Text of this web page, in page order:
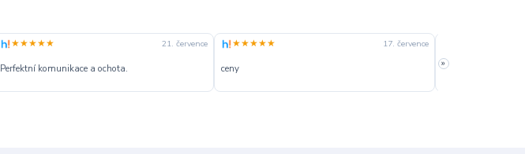
★★★★★ 21. července
Perfektní komunikace a ochota.
★★★★★ 17. července
ceny
slušná rychlost
»